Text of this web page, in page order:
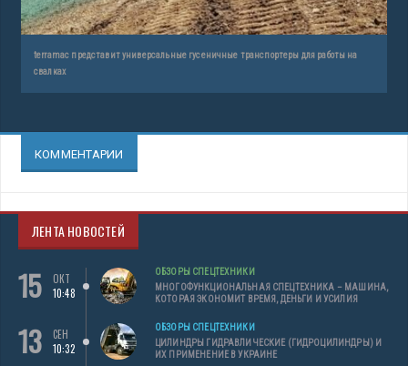
terramac представит универсальные гусеничные транспортеры для работы на
свалках
КОММЕНТАРИИ
ЛЕНТА НОВОСТЕЙ
15
ОКТ
10:48
ОБЗОРЫ СПЕЦТЕХНИКИ
МНОГОФУНКЦИОНАЛЬНАЯ СПЕЦТЕХНИКА – МАШИНА,
КОТОРАЯ ЭКОНОМИТ ВРЕМЯ, ДЕНЬГИ И УСИЛИЯ
13
СЕН
10:32
ОБЗОРЫ СПЕЦТЕХНИКИ
ЦИЛИНДРЫ ГИДРАВЛИЧЕСКИЕ (ГИДРОЦИЛИНДРЫ) И
ИХ ПРИМЕНЕНИЕ В УКРАИНЕ